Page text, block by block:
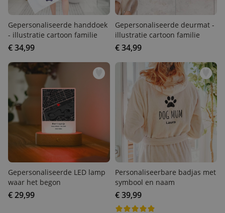
Gepersonaliseerde
handdoek - illustratie
cartoon familie
€ 34,99
Gepersonaliseerde
deurmat - illustratie
cartoon familie
€ 34,99
Gepersonaliseerde LED
lamp waar het begon
€ 29,99
Personaliseerbare badjas
met symbool en naam
€ 39,99